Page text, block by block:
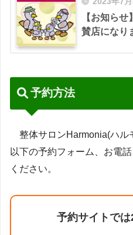
【お知ら
賛店になり
予約方法
整体サロンHarmonia(ハル
以下の予約フォーム、お電
ください。
予約サイトでは